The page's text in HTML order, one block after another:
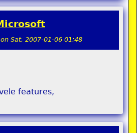
on Sat, 2007-01-06 01:48
features,